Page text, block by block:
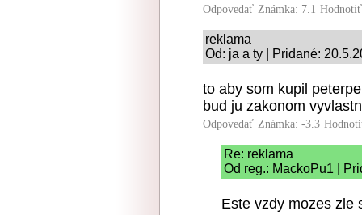
Odpovedať Známka: 7.1
reklama
Od: ja a ty | Pridané:
to aby som kupil
bud ju zakonom
Odpovedať Známka: -3.3
Re: reklama
Od reg.: MackoPu1 |
Este vzdy mozes zle